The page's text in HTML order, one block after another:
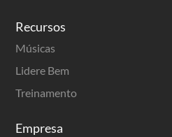
Recursos
Músicas
Lidere Bem
Treinamento
Empresa